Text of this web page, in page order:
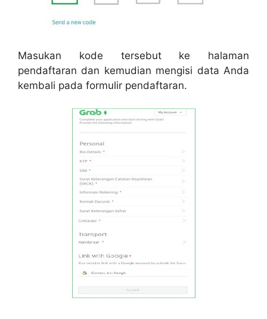
Masukan kode tersebut ke halaman
pendaftaran dan kemudian mengisi data Anda
kembali pada formulir pendaftaran.